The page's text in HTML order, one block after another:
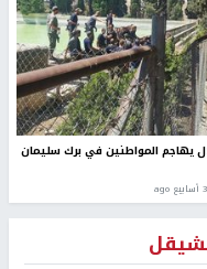
يهاجم المواطنين في برك سليمان